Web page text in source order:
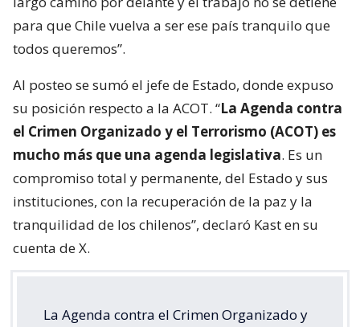
para que Chile vuelva a ser ese país tranquilo que
todos queremos”.
Al posteo se sumó el jefe de Estado, donde expuso
su posición respecto a la ACOT. “La Agenda contra
el Crimen Organizado y el Terrorismo (ACOT) es
mucho más que una agenda legislativa. Es un
compromiso total y permanente, del Estado y sus
instituciones, con la recuperación de la paz y la
tranquilidad de los chilenos”, declaró Kast en su
cuenta de X.
La Agenda contra el Crimen Organizado y